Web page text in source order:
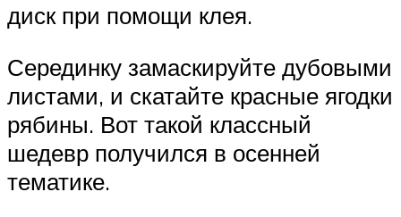
диск при помощи клея.
Серединку замаскируйте дубовыми
листами, и скатайте красные ягодки
рябины. Вот такой классный
шедевр получился в осенней
тематике.